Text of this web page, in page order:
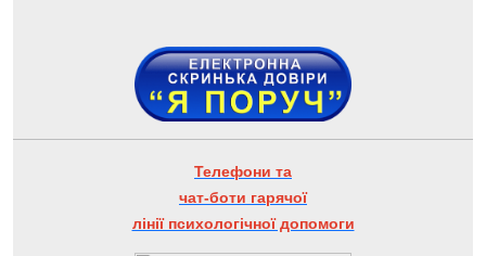
Телефони та
чат-боти гарячої
лінії психологічної допомоги